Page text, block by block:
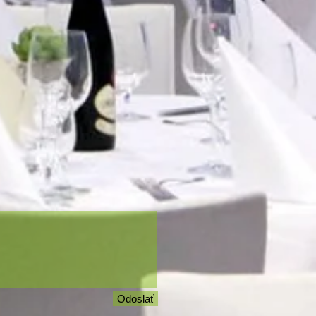
Odoslať